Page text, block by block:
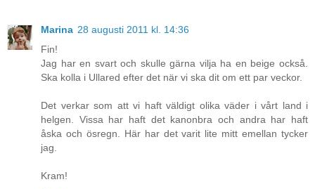
Marina 28 augusti 2011 kl. 14:36
Fin!
Jag har en svart och skulle gärna vilja ha en beige också.
Ska kolla i Ullared efter det när vi ska dit om ett par veckor.
Det verkar som att vi haft väldigt olika väder i vårt land i
helgen. Vissa har haft det kanonbra och andra har haft
åska och ösregn. Här har det varit lite mitt emellan tycker
jag.
Kram!